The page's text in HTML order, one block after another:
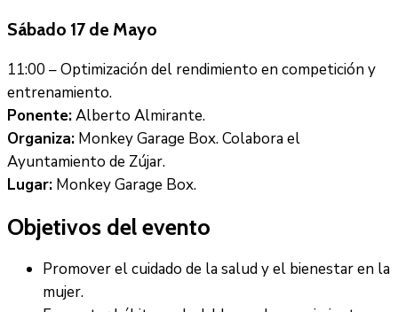
Sábado 17 de Mayo
11:00 – Optimización del rendimiento en competición y
entrenamiento.
Ponente:Alberto Almirante.
Organiza: Monkey Garage Box. Colabora el
Ayuntamiento de Zújar.
Lugar: Monkey Garage Box.
Objetivos del evento
Promover el cuidado de la salud y el bienestar en la
mujer.